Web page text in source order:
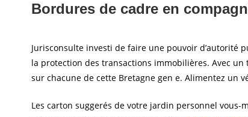
Bordures de cadre en
Jurisconsulte investi de faire une pouvoir d’autorité
la protection des transactions immobilières. Avec
sur chacune de cette Bretagne gen e. Alimentez un
Les carton suggerés de votre jardin personnel